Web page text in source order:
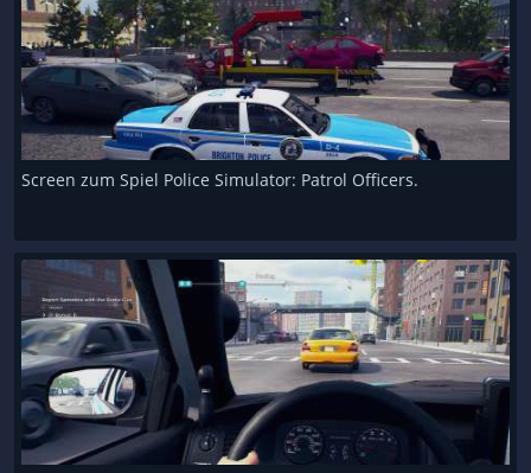
Screen zum Spiel Police Simulator: Patrol Officers.